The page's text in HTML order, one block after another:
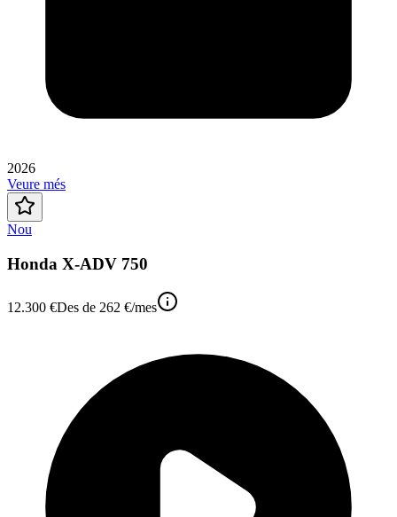
2026
Veure més
Nou
Honda X-ADV 750
12.300 €Des de 262 €/mes